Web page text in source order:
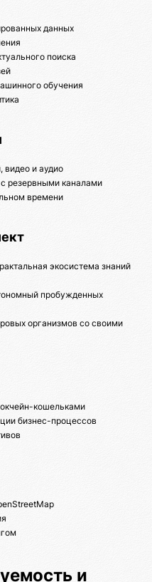
данных
поиска
обучения
и аудио
резервными каналами
времени
экосистема знаний
пробужденных
организмов со своими
кошельками
бизнес-процессов
и